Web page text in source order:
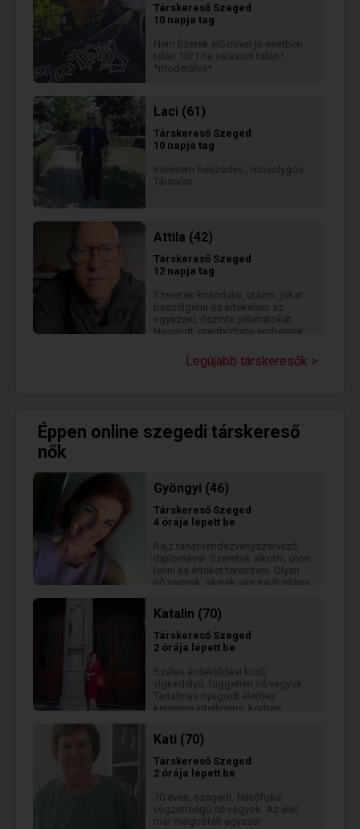
Társkereső Szeged
10 napja tag
Nem fizetek elő mivel jó esetben
talán 10/1 ha válaszol talán !
*moderálva*
Laci (61)
Társkereső Szeged
10 napja tag
Keresem beszédes , mosolygós
Társnőm.
Attila (42)
Társkereső Szeged
12 napja tag
Szeretek kirándulni, utazni, jókat
beszélgetni és értékelem az
egyszerű, őszinte pillanatokat.
Nyugodt, megbízható embernek
játszmázni szeretne, hanem
valódi kapcsolatot kialakítani.
Legújabb társkeresők >
Éppen online szegedi társkereső
nők
Gyöngyi (46)
Társkereső Szeged
4 órája lépett be
Rajz tanár-rendezvényszervező
diplomával: Szeretek alkotni, úton
lenni és értéket teremteni. Olyan
nő vagyok, akinek van saját világa,
szépséget nekünk kell
megteremtenünk magunk körül.
Fontos számomra az egyenesség
és az a fajta stabilitás, amit nem
csak a szavak, hanem a tettek
igazolnak. Szeretem a természet
nyugalmát, a jó beszélgetéseket
és azt a férfit, aki tudja, mit akar
az élettől. Nem herceget keresek
és a valódi kapcsolódást. Ha te is
lelkednek szüksége van a
nyugalomra, a szépre, és
lehet, hogy épp egymást
keressük. Kezdjük egy
beszélgetéssel...
Katalin (70)
Társkereső Szeged
2 órája lépett be
Széles érdeklődési körű,
vígkedélyű, független nő vagyok.
Tartalmas nyugodt élethez
keresem intelligens, korban
társamat.
Kati (70)
Társkereső Szeged
2 órája lépett be
70 éves, szegedi, felsőfokú
végzettségű nő vagyok. Az élet
már megtréfált egyszer